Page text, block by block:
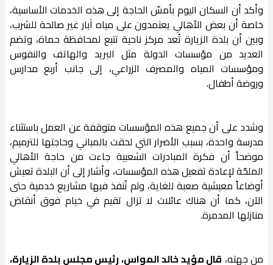
وأكد أن السكان اليوم بأمسّ الحاجة إلى هذه الخدمات الأساسية،
خاصة أن بعض الأهالي يعتمدون على مياه آبار غير صالحة للشرب،
وبين أن بلدة الزيارة تُعد مركز ناحية تتبع لمحافظة حماة، وتضم
العديد من مؤسسات الدولة مثل البريد والهاتف والنفوس
ومؤسسات المياه والمصرف الزراعي، إلى جانب أربع مدارس
وروضة أطفال.
وشدد على أن جميع هذه المؤسسات متوقفة عن العمل باستثناء
مدرسة واحدة، بسبب الأضرار التي لحقت بالمباني وحاجتها للترميم،
موضحاً أن فكرة المبادرات الشعبية جاءت من حاجة الأهالي
الملحّة لإعادة تفعيل هذه المؤسسات، وأشار إلى أن البلدة تعيش
أوضاعاً معيشية صعبة للغاية، ولم تُنفذ فيها مشاريع خدمية حتى
الآن، كما أن هناك عائلات لا تزال تقيم في خيام فوق أنقاض
منازلها المدمرة.
من جهته، قال مؤيد خالد المواس، رئيس مجلس بلدة الزيارة،